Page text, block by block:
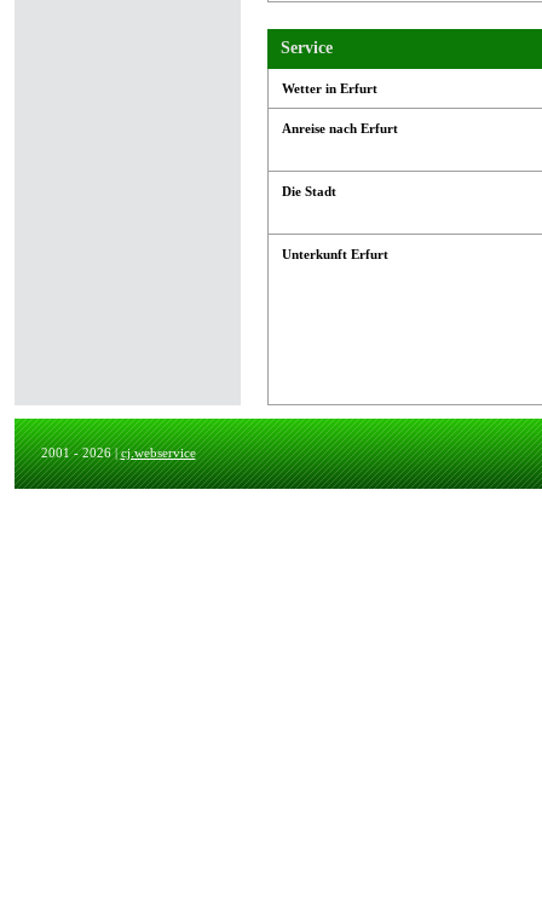
Service
Wetter in Erfurt
Anreise nach Erfurt
Die Stadt
Unterkunft Erfurt
2001 - 2026 |cj.webservice